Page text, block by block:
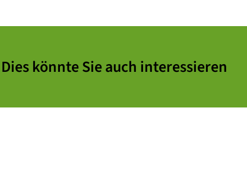
Dies könnte Sie auch interessieren